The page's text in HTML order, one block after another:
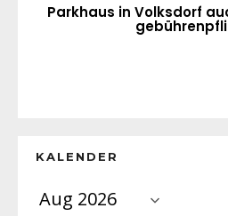
Parkhaus in Volksdorf
KALENDER